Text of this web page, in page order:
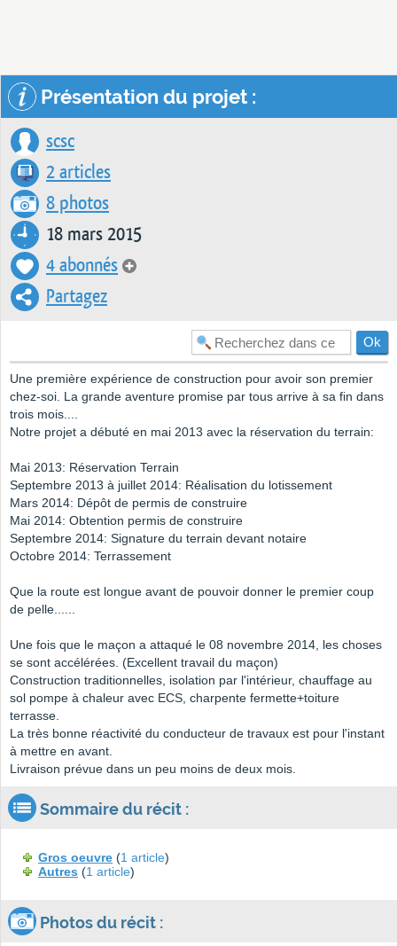
Présentation du projet :
scsc
2 articles
8 photos
18 mars 2015
4 abonnés
Partagez
Une première expérience de construction pour avoir son premier
chez-soi. La grande aventure promise par tous arrive à sa fin dans
trois mois....
Notre projet a débuté en mai 2013 avec la réservation du terrain:
Mai 2013: Réservation Terrain
Septembre 2013 à juillet 2014: Réalisation du lotissement
Mars 2014: Dépôt de permis de construire
Mai 2014: Obtention permis de construire
Septembre 2014: Signature du terrain devant notaire
Octobre 2014: Terrassement
Que la route est longue avant de pouvoir donner le premier coup
de pelle......
Une fois que le maçon a attaqué le 08 novembre 2014, les choses
se sont accélérées. (Excellent travail du maçon)
Construction traditionnelles, isolation par l'intérieur, chauffage au
sol pompe à chaleur avec ECS, charpente fermette+toiture
terrasse.
La très bonne réactivité du conducteur de travaux est pour l'instant
à mettre en avant.
Livraison prévue dans un peu moins de deux mois.
Sommaire du récit :
Gros oeuvre (1 article)
Autres (1 article)
Photos du récit :